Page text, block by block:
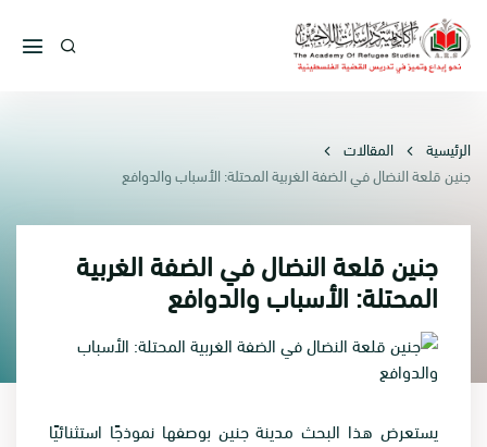
الرئيسية
المقالات
جنين قلعة النضال في الضفة الغربية المحتلة: الأسباب والدوافع
جنين قلعة النضال في الضفة الغربية
المحتلة: الأسباب والدوافع
يستعرض هذا البحث مدينة جنين بوصفها نموذجًا استثنائيًا